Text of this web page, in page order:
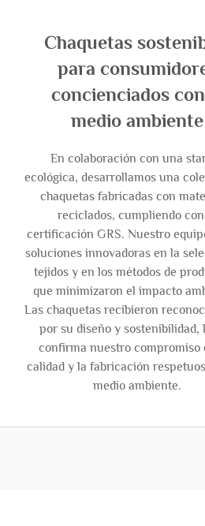
Chaquetas
para
concienciados
medio ambiente
En colaboración con una
ecológica, desarrollamos una
chaquetas fabricadas con
reciclados, cumpliendo
certificación GRS. Nuestro
soluciones innovadoras en la
tejidos y en los métodos de
que minimizaron el impacto
Las chaquetas recibieron
por su diseño y sostenibilidad,
confirma nuestro compromiso
calidad y la fabricación
medio ambiente.